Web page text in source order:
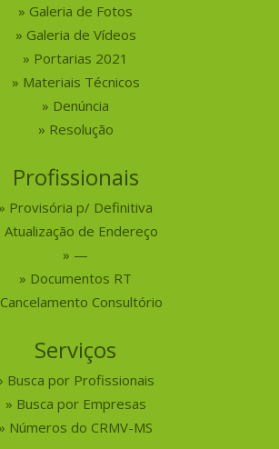
Galeria de Fotos
Galeria de Vídeos
Portarias 2021
Materiais Técnicos
Denúncia
Resolução
Profissionais
Provisória p/ Definitiva
Atualização de Endereço
—
Documentos RT
Cancelamento Consultório
Serviços
Busca por Profissionais
Busca por Empresas
Números do CRMV-MS